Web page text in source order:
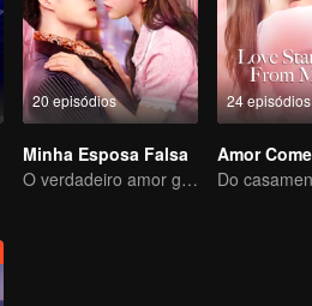
20 episódios
Minha Esposa Falsa
O verdadeiro amor gerado no casamento substituto
24 episódios